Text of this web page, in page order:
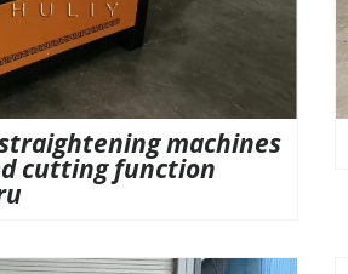
machines
cutting function